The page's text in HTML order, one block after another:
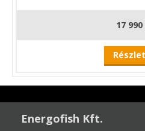
17 990
Energofish Kft.